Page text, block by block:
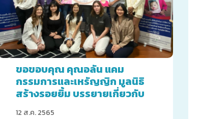
ขอขอบคุณ คุณอลัน แคม
กรรมการและเหรัญญิก มูลนิธิ
สร้างรอยยิ้ม บรรยายเกี่ยวกับ
พันธกิจของมูลนิธิฯ
12 ส.ค. 2565